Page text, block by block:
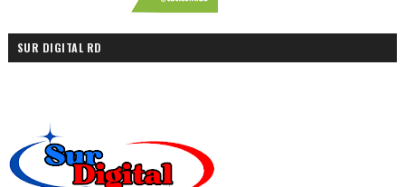
SUR DIGITAL RD